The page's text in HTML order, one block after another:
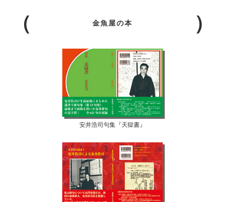
金魚屋の本
安井浩司句集『天獄書』